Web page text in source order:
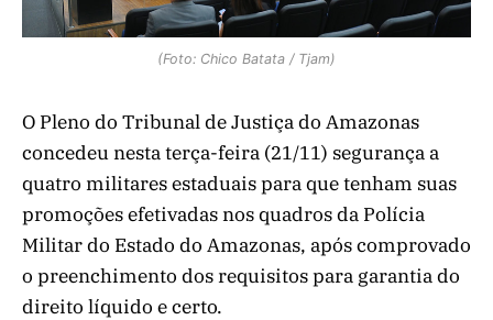
(Foto: Chico Batata / Tjam)
O Pleno do Tribunal de Justiça do Amazonas
concedeu nesta terça-feira (21/11) segurança a
quatro militares estaduais para que tenham suas
promoções efetivadas nos quadros da Polícia
Militar do Estado do Amazonas, após comprovado
o preenchimento dos requisitos para garantia do
direito líquido e certo.